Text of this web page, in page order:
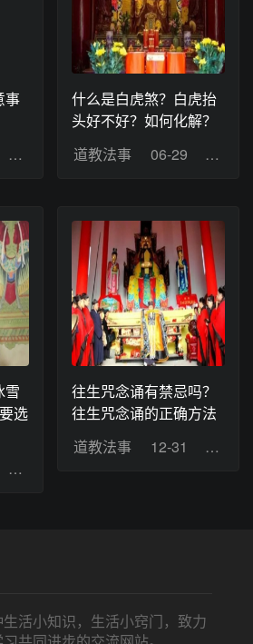
事
浏览：9
什么是白虎煞？白虎抬
头好不好？如何化解？
道教法事
06-29 浏览
雪
选
浏览：9
往生咒念诵有禁忌吗？
往生咒念诵的正确方法
道教法事
12-31 浏览
活小知识，生活小窍门，致力